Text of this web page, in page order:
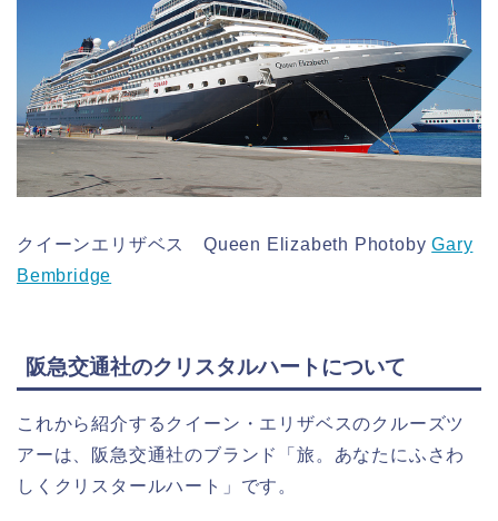
クイーンエリザベス Queen Elizabeth PhotobyGary
Bembridge
阪急交通社のクリスタルハートについて
これから紹介するクイーン・エリザベスのクルーズツ
アーは、阪急交通社のブランド「旅。あなたにふさわ
しくクリスタールハート」です。